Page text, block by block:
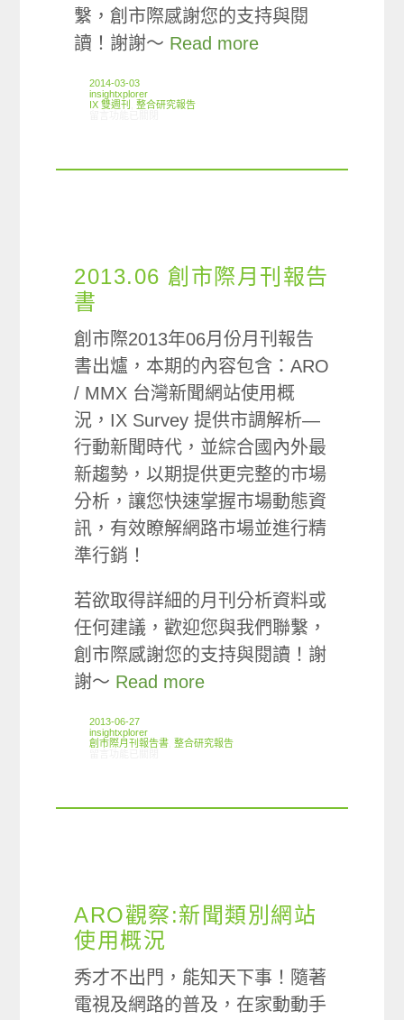
繫，創市際感謝您的支持與閱
讀！謝謝～ Read more
2014-03-03
insightxplorer
IX 雙週刊
,整合研究報告
2013.06 創市際月刊報告
書
創市際2013年06月份月刊報告
書出爐，本期的內容包含：ARO
/ MMX 台灣新聞網站使用概
況，IX Survey 提供市調解析—
行動新聞時代，並綜合國內外最
新趨勢，以期提供更完整的市場
分析，讓您快速掌握市場動態資
訊，有效瞭解網路市場並進行精
準行銷！
若欲取得詳細的月刊分析資料或
任何建議，歡迎您與我們聯繫，
創市際感謝您的支持與閱讀！謝
謝～ Read more
2013-06-27
insightxplorer
創市際月刊報告書 ,整合研究報告
ARO觀察:新聞類別網站
使用概況
秀才不出門，能知天下事！隨著
電視及網路的普及，在家動動手